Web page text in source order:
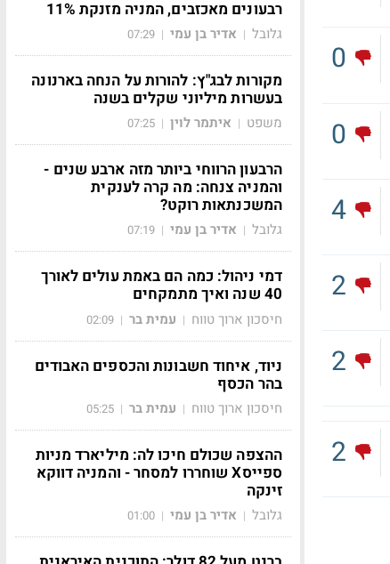
0
0
4
2
2
2
רבעונים מאכזבים, המניה מזנקת 11%
גלובל | אדיר בן עמי |
07:29
מקורות לבג"ץ: להורות על הנחה בארנונה
בעשרות מיליוני שקלים בשנה
משפט | איתמר לוין |
07:25
הרבעון הרווחי ביותר מזה ארבע שנים -
והמניה צנחה: מה קרה לענקית
המשכנתאות רוקט?
גלובל | אדיר בן עמי |
07:19
דמי ניהול: כמה הם באמת עולים לאורך
40 שנה ואיך מתמקחים
חיסכון ארוך טווח | עמית בר |
02:09
ניוד, איחוד חשבונות והכספים האבודים
בהר הכסף
חיסכון ארוך טווח | עמית בר |
05:25
ההצפה שכולם חיכו לה: מיליארד מניות
ספייסX שוחררו למסחר - והמניה דווקא
זינקה
גלובל | אדיר בן עמי |
01:00